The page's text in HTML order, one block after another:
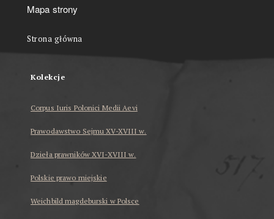
Mapa strony
Strona główna
Kolekcje
Corpus Iuris Polonici Medii Aevi
Prawodawstwo Sejmu XV-XVIII w.
Dzieła prawników XVI-XVIII w.
Polskie prawo miejskie
Weichbild magdeburski w Polsce